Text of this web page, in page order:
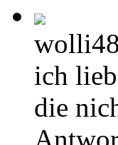
ich
die